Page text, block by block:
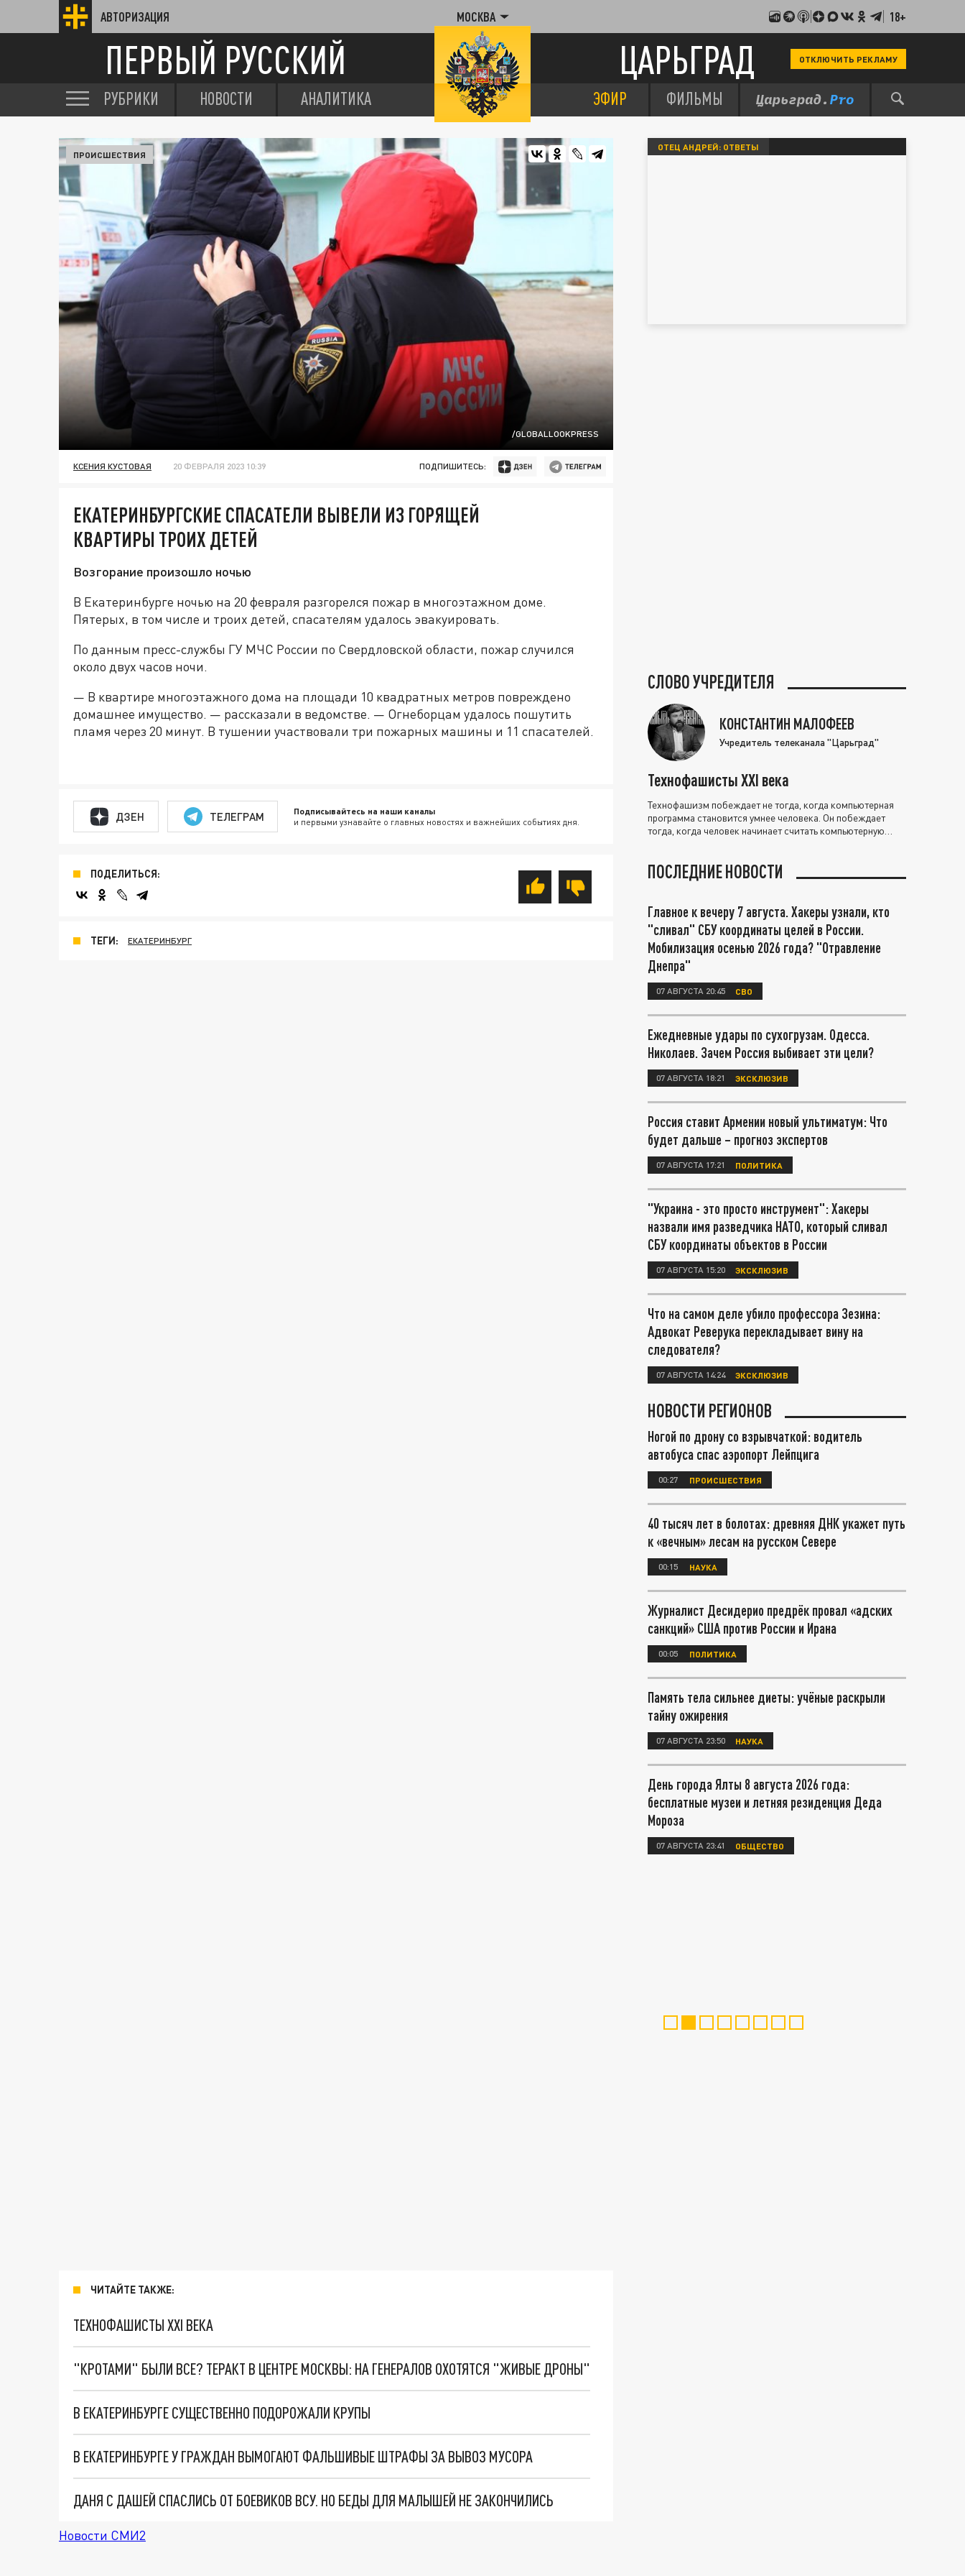
АВТОРИЗАЦИЯ МОСКВА 18+
ПЕРВЫЙ РУССКИЙ ЦАРЬГРАД ОТКЛЮЧИТЬ РЕКЛАМУ
РУБРИКИ НОВОСТИ АНАЛИТИКА ЭФИР ФИЛЬМЫ
/GLOBALLOOKPRESS
ПРОИСШЕСТВИЯ
КСЕНИЯ КУСТОВАЯ 20 ФЕВРАЛЯ 2023 10:39 ПОДПИШИТЕСЬ:
ЕКАТЕРИНБУРГСКИЕ СПАСАТЕЛИ ВЫВЕЛИ ИЗ ГОРЯЩЕЙ
КВАРТИРЫ ТРОИХ ДЕТЕЙ
Возгорание произошло ночью
В Екатеринбурге ночью на 20 февраля разгорелся пожар в многоэтажном доме.
Пятерых, в том числе и троих детей, спасателям удалось эвакуировать.
По данным пресс-службы ГУ МЧС России по Свердловской области, пожар случился
около двух часов ночи.
— В квартире многоэтажного дома на площади 10 квадратных метров повреждено
домашнее имущество. — рассказали в ведомстве. — Огнеборцам удалось пошутить
пламя через 20 минут. В тушении участвовали три пожарных машины и 11 спасателей.
ДЗЕН ТЕЛЕГРАМ Подписывайтесь на наши каналы
и первыми узнавайте о главных новостях и важнейших событиях дня.
ПОДЕЛИТЬСЯ:
ТЕГИ: ЕКАТЕРИНБУРГ
ЧИТАЙТЕ ТАКЖЕ:
ТЕХНОФАШИСТЫ XXI ВЕКА
"КРОТАМИ" БЫЛИ ВСЕ? ТЕРАКТ В ЦЕНТРЕ МОСКВЫ: НА ГЕНЕРАЛОВ ОХОТЯТСЯ "ЖИВЫЕ ДРОНЫ"
В ЕКАТЕРИНБУРГЕ СУЩЕСТВЕННО ПОДОРОЖАЛИ КРУПЫ
В ЕКАТЕРИНБУРГЕ У ГРАЖДАН ВЫМОГАЮТ ФАЛЬШИВЫЕ ШТРАФЫ ЗА ВЫВОЗ МУСОРА
ДАНЯ С ДАШЕЙ СПАСЛИСЬ ОТ БОЕВИКОВ ВСУ. НО БЕДЫ ДЛЯ МАЛЫШЕЙ НЕ ЗАКОНЧИЛИСЬ
Новости СМИ2
ОТЕЦ АНДРЕЙ: ОТВЕТЫ
СЛОВО УЧРЕДИТЕЛЯ
КОНСТАНТИН МАЛОФЕЕВ
Учредитель телеканала "Царьград"
Технофашисты XXI века
Технофашизм побеждает не тогда, когда компьютерная
программа становится умнее человека. Он побеждает
тогда, когда человек начинает считать компьютерную
ПОСЛЕДНИЕ НОВОСТИ
Главное к вечеру 7 августа. Хакеры узнали, кто
"сливал" СБУ координаты целей в России.
Мобилизация осенью 2026 года? "Отравление
Днепра"
07 АВГУСТА 20:45 СВО
Ежедневные удары по сухогрузам. Одесса.
Николаев. Зачем Россия выбивает эти цели?
07 АВГУСТА 18:21 ЭКСКЛЮЗИВ
Россия ставит Армении новый ультиматум: Что
будет дальше – прогноз экспертов
07 АВГУСТА 17:21 ПОЛИТИКА
"Украина - это просто инструмент": Хакеры
назвали имя разведчика НАТО, который сливал
СБУ координаты объектов в России
07 АВГУСТА 15:20 ЭКСКЛЮЗИВ
Что на самом деле убило профессора Зезина:
Адвокат Реверука перекладывает вину на
следователя?
07 АВГУСТА 14:24 ЭКСКЛЮЗИВ
НОВОСТИ РЕГИОНОВ
Ногой по дрону со взрывчаткой: водитель
автобуса спас аэропорт Лейпцига
00:27 ПРОИСШЕСТВИЯ
40 тысяч лет в болотах: древняя ДНК укажет путь
к «вечным» лесам на русском Севере
00:15 НАУКА
Журналист Десидерио предрёк провал «адских
санкций» США против России и Ирана
00:05 ПОЛИТИКА
Память тела сильнее диеты: учёные раскрыли
тайну ожирения
07 АВГУСТА 23:50 НАУКА
День города Ялты 8 августа 2026 года:
бесплатные музеи и летняя резиденция Деда
Мороза
07 АВГУСТА 23:41 ОБЩЕСТВО